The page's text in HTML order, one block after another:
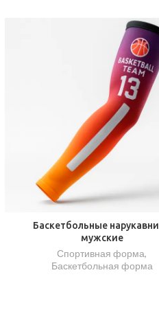
Баскетбольные
мужские
Спортивная форма,
Баскетбольная форма